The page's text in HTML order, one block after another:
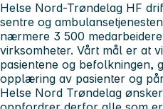
Helse Nord-Trøndelag HF
sentre og
nærmere 3 500
virksomheter. Vårt mål er at
pasientene og befolkningen,
opplæring av pasienter og
Helse Nord Trøndelag